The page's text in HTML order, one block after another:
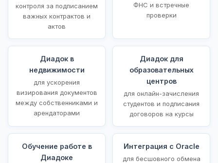
контроля за подписанием
важных контрактов и
актов
ФНС и встречные
проверки
Диадок в
недвижимости
для ускорения
визирования документов
между собственниками и
арендаторами
Диадок для
образовательных
центров
для онлайн-зачисления
студентов и подписания
договоров на курсы
Обучение работе в
Диадоке
Интеграция с Oracle
для бесшовного обмена